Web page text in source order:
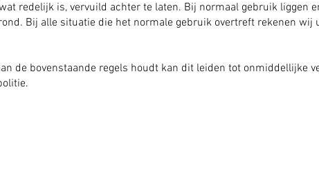
redelijk is, vervuild achter te laten. Bij normaal gebruik liggen
Bij alle situatie die het normale gebruik overtreft rekenen wij
de bovenstaande regels houdt kan dit leiden tot onmiddellijke